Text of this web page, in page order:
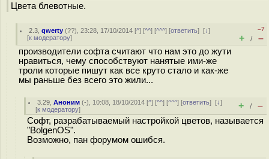
Цвета блевотные.
2.3 ,qwerty (??), 23:28, 17/10/2014 [^] [^^] [^^^] [ответить][↓]
[к модератору]
–7
+ / –
производители софта считают что нам это до жути
нравиться, чему способствуют нанятые ими-же
троли которые пишут как все круто стало и как-же
мы раньше без всего это жили...
3.29 ,Аноним (-), 10:08, 18/10/2014 [^] [^^] [^^^] [ответить][↓]
[к модератору] + / –
Софт, разрабатываемый настройкой цветов, называется
"BolgenOS".
Возможно, пан форумом ошибся.